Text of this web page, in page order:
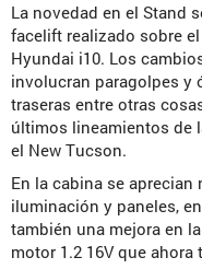
La novedad en el Stand
facelift realizado sobre
Hyundai i10. Los
involucran paragolpes y
traseras entre otras
últimos lineamientos de
el New Tucson.
En la cabina se
iluminación y paneles,
también una mejora en
motor 1.2 16V que ahora